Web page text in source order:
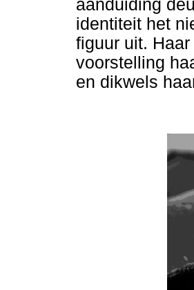
aanduiding
identiteit het
figuur uit.
voorstelling
en dikwels